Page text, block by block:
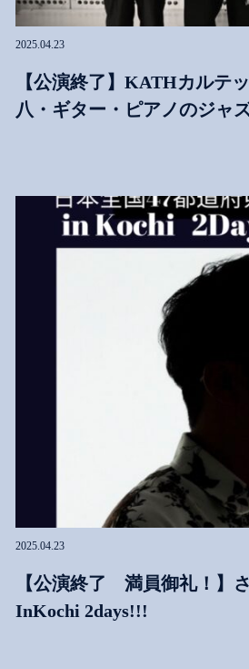
2025.04.23
【公演終了】KATHカルテ
八・ギター・ピアノのジャ
2025.04.23
【公演終了 満員御礼！】
InKochi 2days!!!